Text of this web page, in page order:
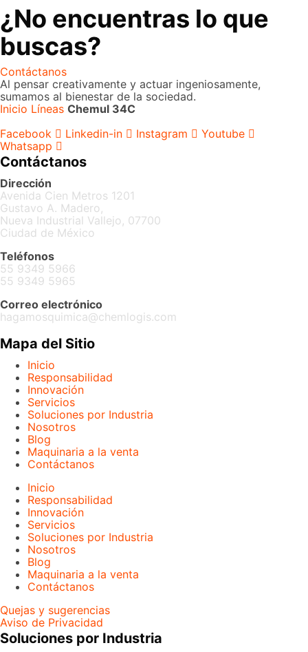
¿No encuentras lo que
buscas?
Contáctanos
Al pensar creativamente y actuar ingeniosamente,
sumamos al bienestar de la sociedad.
Inicio Líneas Chemul 34C
Facebook
Linkedin-in Instagram
Youtube
Whatsapp
Contáctanos
Dirección
Avenida Cien Metros 1201
Gustavo A. Madero,
Nueva Industrial Vallejo, 07700
Ciudad de México
Teléfonos
55 9349 5966
55 9349 5965
Correo electrónico
hagamosquimica@chemlogis.com
Mapa del Sitio
Inicio
Responsabilidad
Innovación
Servicios
Soluciones por Industria
Nosotros
Blog
Maquinaria a la venta
Contáctanos
Inicio
Responsabilidad
Innovación
Servicios
Soluciones por Industria
Nosotros
Blog
Maquinaria a la venta
Contáctanos
Quejas y sugerencias
Aviso de Privacidad
Soluciones por Industria